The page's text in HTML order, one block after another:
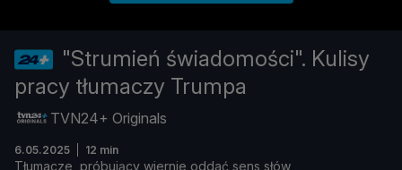
"Strumień świadomości". Kulisy
pracy tłumaczy Trumpa
TVN24+ Originals
6.05.2025 12 min
Tłumacze, próbujący wiernie oddać sens słów